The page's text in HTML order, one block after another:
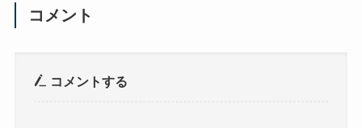
コメント
コメントする